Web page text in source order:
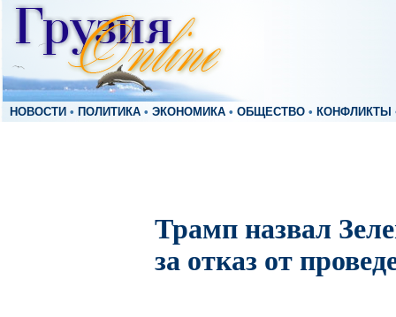
НОВОСТИ • ПОЛИТИКА • ЭКОНОМИКА • ОБЩЕСТВО • КОНФЛИКТЫ
Трамп назвал
за отказ от